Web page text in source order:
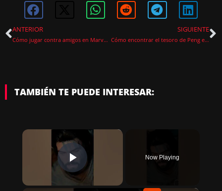
ANTERIOR
Cómo jugar contra amigos en Marvel Snap
SIGUIENTE
Cómo encontrar el tesoro de Peng en Dead Space
TAMBIÉN TE PUEDE INTERESAR:
×
PLAY VIDEO
Now Playing